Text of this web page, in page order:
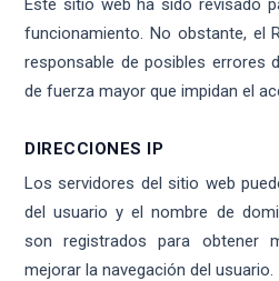
Este sitio web ha sido revisado
funcionamiento. No obstante, el
responsable de posibles errores
de fuerza mayor que impidan el
DIRECCIONES IP
Los servidores del sitio web
del usuario y el nombre de
son registrados para obtener
mejorar la navegación del usuario.